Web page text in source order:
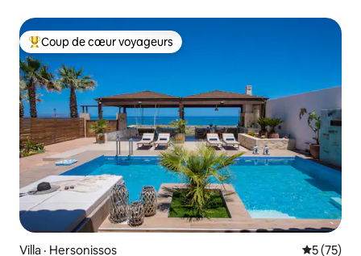
Coup de cœur voyageurs parmi les plus aimés
Coup de cœur voyageurs
Villa · Hersonissos Note
5 (75)